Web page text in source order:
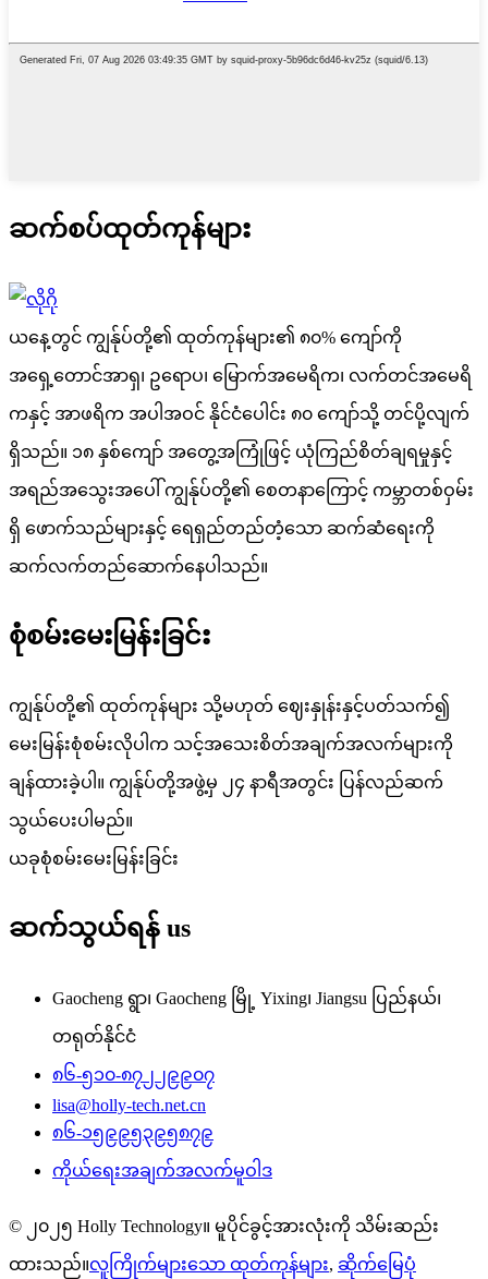
ဆက်စပ်ထုတ်ကုန်များ
ယနေ့တွင် ကျွန်ုပ်တို့၏ ထုတ်ကုန်များ၏ ၈၀% ကျော်ကို
အရှေ့တောင်အာရှ၊ ဥရောပ၊ မြောက်အမေရိက၊ လက်တင်အမေရိ
ကနှင့် အာဖရိက အပါအဝင် နိုင်ငံပေါင်း ၈၀ ကျော်သို့ တင်ပို့လျက်
ရှိသည်။ ၁၈ နှစ်ကျော် အတွေ့အကြုံဖြင့် ယုံကြည်စိတ်ချရမှုနှင့်
အရည်အသွေးအပေါ် ကျွန်ုပ်တို့၏ စေတနာကြောင့် ကမ္ဘာတစ်ဝှမ်း
ရှိ ဖောက်သည်များနှင့် ရေရှည်တည်တံ့သော ဆက်ဆံရေးကို
ဆက်လက်တည်ဆောက်နေပါသည်။
စုံစမ်းမေးမြန်းခြင်း
ကျွန်ုပ်တို့၏ ထုတ်ကုန်များ သို့မဟုတ် ဈေးနှုန်းနှင့်ပတ်သက်၍
မေးမြန်းစုံစမ်းလိုပါက သင့်အသေးစိတ်အချက်အလက်များကို
ချန်ထားခဲ့ပါ။ ကျွန်ုပ်တို့အဖွဲ့မှ ၂၄ နာရီအတွင်း ပြန်လည်ဆက်
သွယ်ပေးပါမည်။
ယခုစုံစမ်းမေးမြန်းခြင်း
ဆက်သွယ်ရန် us
Gaocheng ရွာ၊ Gaocheng မြို့ Yixing၊ Jiangsu ပြည်နယ်၊
တရုတ်နိုင်ငံ
၈၆-၅၁၀-၈၇၂၂၉၉၀၇
lisa@holly-tech.net.cn
၈၆-၁၅၉၉၅၃၉၅၈၇၉
ကိုယ်ရေးအချက်အလက်မူဝါဒ
© ၂၀၂၅ Holly Technology။ မူပိုင်ခွင့်အားလုံးကို သိမ်းဆည်း
ထားသည်။လူကြိုက်များသော ထုတ်ကုန်များ, ဆိုက်မြေပုံ